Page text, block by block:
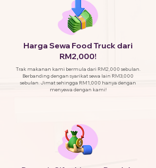
Harga Sewa Food Truck dari
RM2,000!
Trak makanan kami bermula dari RM2,000 sebulan.
Berbanding dengan syarikat sewa lain RM3,000
sebulan. Jimat sehingga RM1,000 hanya dengan
menyewa dengan kami!